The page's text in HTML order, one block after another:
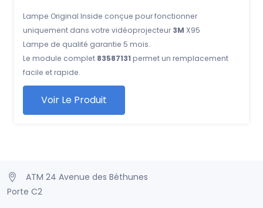
Lampe Original Inside conçue pour fonctionner
uniquement dans votre vidéoprojecteur 3M X95
Lampe de qualité garantie 5 mois.
Le module complet 83587131 permet un remplacement
facile et rapide.
Voir Le Produit
ATM 24 Avenue des Béthunes
Porte C2